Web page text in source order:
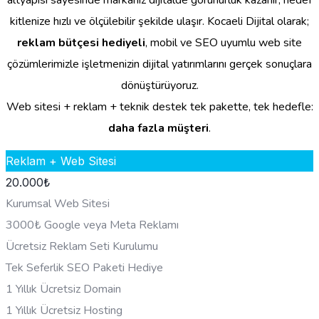
kitlenize hızlı ve ölçülebilir şekilde ulaşır. Kocaeli Dijital olarak;
reklam bütçesi hediyeli, mobil ve SEO uyumlu web site
çözümlerimizle işletmenizin dijital yatırımlarını gerçek sonuçlara
dönüştürüyoruz.
Web sitesi + reklam + teknik destek tek pakette, tek hedefle:
daha fazla müşteri.
Reklam + Web Sitesi
20.000₺
Kurumsal Web Sitesi
3000₺ Google veya Meta Reklamı
Ücretsiz Reklam Seti Kurulumu
Tek Seferlik SEO Paketi Hediye
1 Yıllık Ücretsiz Domain
1 Yıllık Ücretsiz Hosting